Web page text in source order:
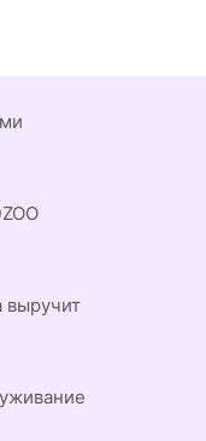
выручит